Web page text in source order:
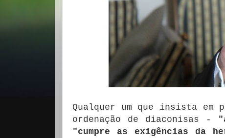
Qualquer um que insista
ordenação de diaconisas -
"cumpre as exigências da